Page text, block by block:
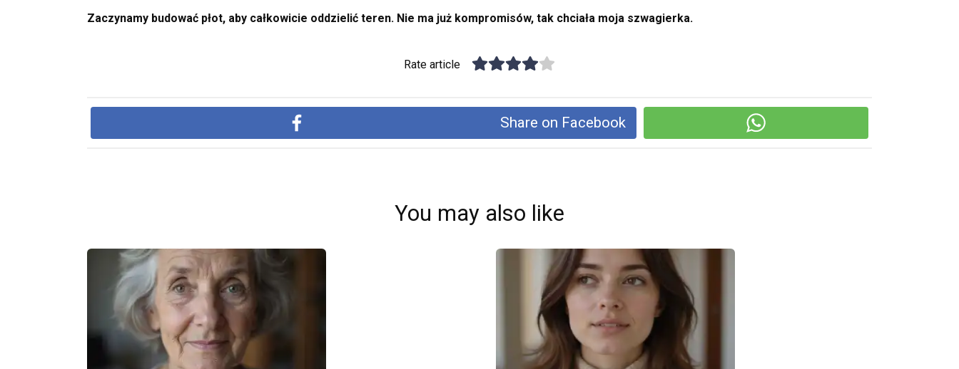
Zaczynamy budować płot, aby całkowicie oddzielić teren. Nie ma już kompromisów, tak chciała moja szwagierka.
Rate article
Share on Facebook
You may also like